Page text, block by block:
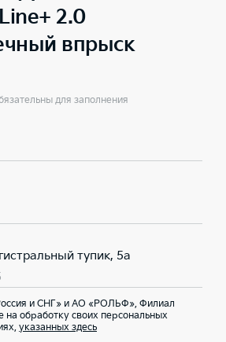
2.0
впрыск
для заполнения
тупик, 5а
и СНГ» и АО «РОЛЬФ», Филиал
на обработку своих персональных
указанных здесь